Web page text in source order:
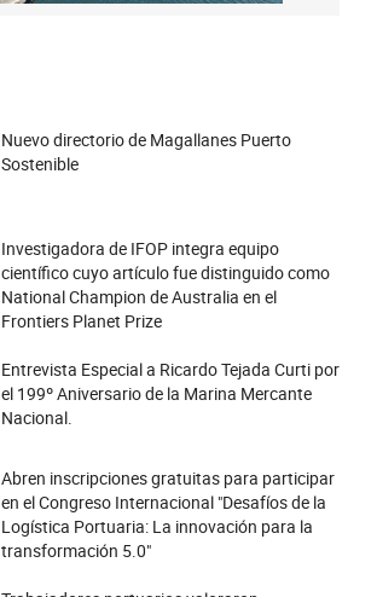
Nuevo directorio de Magallanes Puerto
Sostenible
Investigadora de IFOP integra equipo
científico cuyo artículo fue distinguido como
National Champion de Australia en el
Frontiers Planet Prize
Entrevista Especial a Ricardo Tejada Curti por
el 199º Aniversario de la Marina Mercante
Nacional.
Abren inscripciones gratuitas para participar
en el Congreso Internacional "Desafíos de la
Logística Portuaria: La innovación para la
transformación 5.0"